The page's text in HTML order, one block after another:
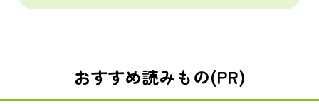
おすすめ読みもの(PR)